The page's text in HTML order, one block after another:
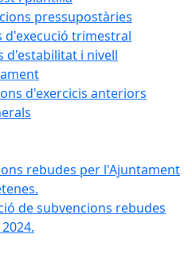
pressupostàries
d'execució trimestral
d'estabilitat i nivell
d'exercicis anteriors
rebudes per l'Ajuntament
de subvencions rebudes